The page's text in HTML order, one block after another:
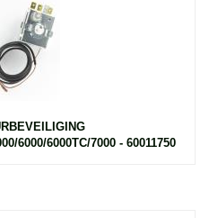
6000/6000TC/7000 - 60011750